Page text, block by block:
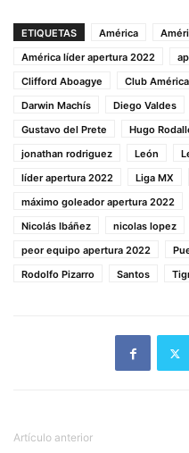
ETIQUETAS América
América líder apertura 2022
Clifford Aboagye
Club América
Darwin Machís
Diego Valdes
Gustavo del Prete
Hugo
jonathan rodriguez
León
líder apertura 2022
Liga MX
máximo goleador apertura 2022
Nicolás Ibáñez
nicolas lopez
peor equipo apertura 2022
Rodolfo Pizarro
Santos
Artículo anterior